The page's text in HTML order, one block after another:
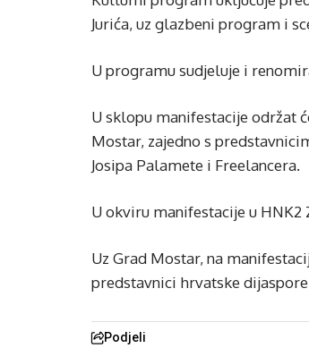
Jurića, uz glazbeni program i
U programu sudjeluje i
U sklopu manifestacije održat
Mostar, zajedno s
Josipa Palamete i Freelancera.
U okviru manifestacije u HNK2
Uz Grad Mostar, na
predstavnici hrvatske
Podjeli